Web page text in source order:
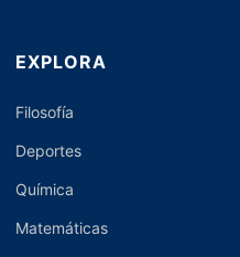
EXPLORA
Filosofía
Deportes
Química
Matemáticas